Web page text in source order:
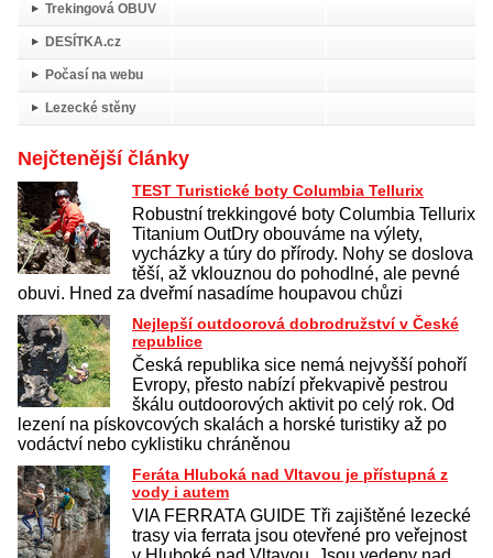
Trekingová OBUV
DESÍTKA.cz
Počasí na webu
Lezecké stěny
Nejčtenější články
TEST Turistické boty Columbia Tellurix
Robustní trekkingové boty Columbia Tellurix
Titanium OutDry obouváme na výlety,
vycházky a túry do přírody. Nohy se doslova
těší, až vklouznou do pohodlné, ale pevné
obuvi. Hned za dveřmí nasadíme houpavou chůzi
Nejlepší outdoorová dobrodružství v České
republice
Česká republika sice nemá nejvyšší pohoří
Evropy, přesto nabízí překvapivě pestrou
škálu outdoorových aktivit po celý rok. Od
lezení na pískovcových skalách a horské turistiky až po
vodáctví nebo cyklistiku chráněnou
Feráta Hluboká nad Vltavou je přístupná z
vody i autem
VIA FERRATA GUIDE Tři zajištěné lezecké
trasy via ferrata jsou otevřené pro veřejnost